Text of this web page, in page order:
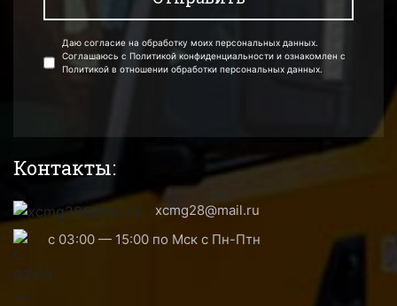
Даю согласие на обработку моих персональных данных.
Соглашаюсь с Политикой конфиденциальности и ознакомлен с
Политикой в отношении обработки персональных данных.
Контакты:
xcmg28@mail.ru
с 03:00 — 15:00 по Мск с Пн-Птн